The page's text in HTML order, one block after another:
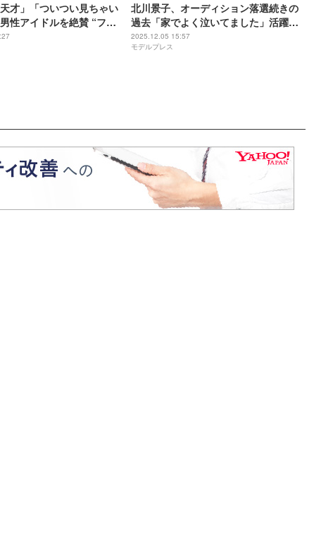
才」「ついつい見ちゃい
性アイドルを絶賛 “ファ
は驚き「これはちょっと
北川景子、オーディション落選続きの
過去「家でよく泣いてました」活躍す
る同世代への本音
2025.12.05 15:57
モデルプレス